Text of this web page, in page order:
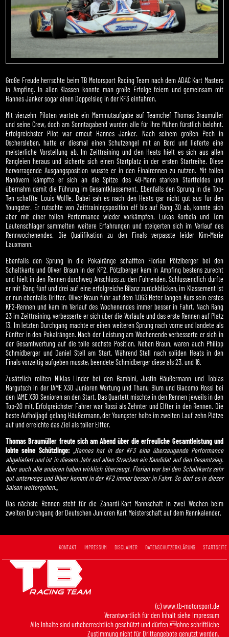
Große Freude herrschte beim TB Motorsport Racing Team nach dem ADAC Kart Masters
in Ampfing. In allen Klassen konnte man große Erfolge feiern und gemeinsam mit
Hannes Janker sogar einen Doppelsieg in der KF3 einfahren.
Mit vierzehn Piloten wartete ein Mammutaufgabe auf Teamchef Thomas Braumüller
und seine Crew, doch am Sonntagabend wurden alle für ihre Mühen fürstlich belohnt.
Erfolgreichster Pilot war erneut Hannes Janker. Nach seinem großen Pech in
Oschersleben, hatte er diesmal einen Schutzengel mit an Bord und lieferte eine
meisterliche Vorstellung ab. Im Zeittraining und den Heats hielt es sich aus allen
Rangleien heraus und sicherte sich einen Startplatz in der ersten Startreihe. Diese
hervorragende Ausgangsposition wusste er in den Finalrennen zu nutzen. Mit tollen
Manövern kämpfte er sich an die Spitze des 49-Mann starken Startfeldes und
übernahm damit die Führung im Gesamtklassement. Ebenfalls den Sprung in die Top-
Ten schaffte Louis Wölfle. Dabei sah es nach den Heats gar nicht gut aus für den
Youngster. Er rutschte von Zeittrainingsposition elf bis auf Rang 30 ab, konnte sich
aber mit einer tollen Performance wieder vorkämpfen. Lukas Korbela und Tom
Lautenschlager sammelten weitere Erfahrungen und steigerten sich im Verlauf des
Rennwochenendes. Die Qualifikation zu den Finals verpasste leider Kim-Marie
Lauxmann.
Ebenfalls den Sprung in die Pokalränge schafften Florian Pötzlberger bei den
Schaltkarts und Oliver Braun in der KF2. Pötzlberger kam in Ampfing bestens zurecht
und hielt in den Rennen durchweg Anschluss zu den Führenden. Schlussendlich durfte
er mit Rang fünf und drei auf eine erfolgreiche Bilanz zurückblicken, im Klassement ist
er nun ebenfalls Dritter. Oliver Braun fuhr auf dem 1.063 Meter langen Kurs sein erstes
KF2-Rennen und kam im Verlauf des Wochenendes immer besser in Fahrt. Nach Rang
23 im Zeittraining, verbesserte er sich über die Vorläufe und das erste Rennen auf Platz
13. Im letzten Durchgang machte er einen weiteren Sprung nach vorne und landete als
Fünfter in den Pokalrängen. Nach der Leistung am Wochenende verbesserte er sich in
der Gesamtwertung auf die tolle sechste Position. Neben Braun, waren auch Philipp
Schmidberger und Daniel Stell am Start. Während Stell nach soliden Heats in den
Finals vorzeitig aufgeben musste, beendete Schmidberger diese als 23. und 16.
Zusätzlich rollten Niklas Linder bei den Bambini, Justin Häußermann und Tobias
Margutsch in der IAME X30 Junioren Wertung und Thanu Blum und Giacomo Rossi bei
den IAME X30 Senioren an den Start. Das Quartett mischte in den Rennen jeweils in den
Top-20 mit. Erfolgreichster Fahrer war Rossi als Zehnter und Elfter in den Rennen. Die
beste Aufholjagd gelang Häußermann, der Youngster holte im zweiten Lauf zehn Plätze
auf und erreichte das Ziel als toller Elfter.
Thomas Braumüller freute sich am Abend über die erfreuliche Gesamtleistung und
lobte seine Schützlinge: „Hannes hat in der KF3 eine überzeugende Performance
abgeliefert und ist in diesem Jahr auf allen Strecken ein Kandidat auf den Gesamtsieg.
Aber auch alle anderen haben wirklich überzeugt. Florian war bei den Schaltkarts sehr
gut unterwegs und Oliver kommt in der KF2 immer besser in Fahrt. So darf es in dieser
Saison weitergehen.„
Das nächste Rennen steht für die Zanardi-Kart Mannschaft in zwei Wochen beim
zweiten Durchgang der Deutschen Junioren Kart Meisterschaft auf dem Rennkalender.
STARTSEITE
DATENSCHUTZERKLÄRUNG
DISCLAIMER
IMPRESSUM
KONTAKT
(c) www.tb-motorsport.de
Verantwortlich für den Inhalt siehe Impressum
Alle Inhalte sind urheberrechtlich geschützt und dürfen ohne schriftliche
Zustimmung nicht für Drittangebote genutzt werden.